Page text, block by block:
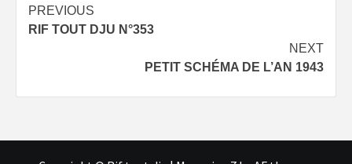
Post
navigation
PREVIOUS
RIF TOUT DJU N°353
NEXT
PETIT SCHÉMA DE L’AN 1943